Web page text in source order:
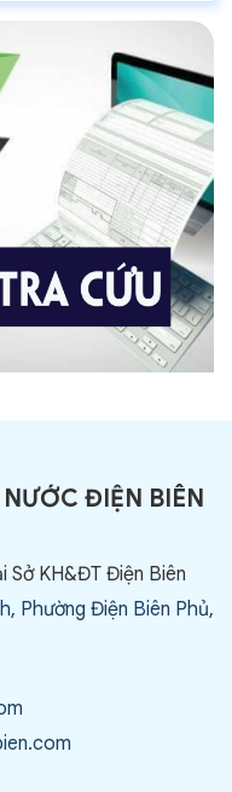
ĐIỆN BIÊN
Sở KH&ĐT Điện Biên
Phường Điện Biên Phủ,